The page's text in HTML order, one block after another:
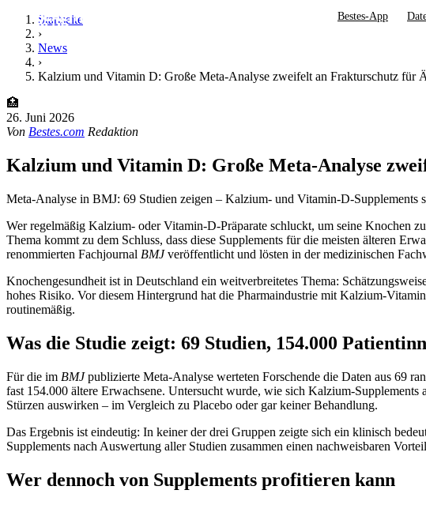
Bestes-App
Startseite
›
News
›
Kalzium und Vitamin D: Große Meta-Analyse zweifelt an Frakturschutz für
🏥
26. Juni 2026
Von Bestes.com Redaktion
Kalzium und Vitamin D: Große Meta-Analyse
Meta-Analyse in BMJ: 69 Studien zeigen – Kalzium- und Vitamin-D-Supplements
Wer regelmäßig Kalzium- oder Vitamin-D-Präparate schluckt, um seine Knochen
Thema kommt zu dem Schluss, dass diese Supplements für die meisten älteren
renommierten Fachjournal BMJveröffentlicht und lösten in der medizinischen
Knochengesundheit ist in Deutschland ein weitverbreitetes Thema:
hohes Risiko. Vor diesem Hintergrund hat die Pharmaindustrie mit Kalzium-
routinemäßig.
Was die Studie zeigt: 69 Studien, 154.000
Für die im BMJpublizierte Meta-Analyse werteten Forschende die Daten aus 69
fast 154.000 ältere Erwachsene. Untersucht wurde, wie sich Kalzium-
Stürzen auswirken – im Vergleich zu Placebo oder gar keiner Behandlung.
Das Ergebnis ist eindeutig: In keiner der drei Gruppen zeigte sich ein klinisch
Supplements nach Auswertung aller Studien zusammen einen nachweisbaren
Wer dennoch von Supplements profitieren kann